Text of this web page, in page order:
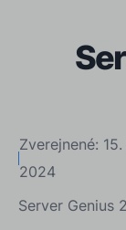
Zverejnené:
2024
Server Genius